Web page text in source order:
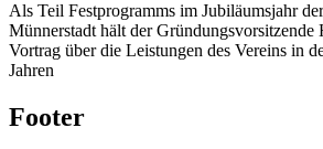
Als Teil Festprogramms im Jubiläumsjahr
Münnerstadt hält der Gründungsvorsitzende
Vortrag über die Leistungen des Vereins in
Jahren
Footer